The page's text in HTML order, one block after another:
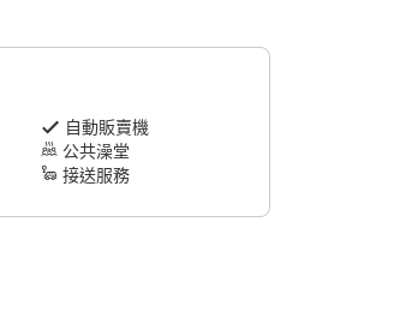
自動販賣機
公共澡堂
接送服務